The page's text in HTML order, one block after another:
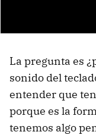
La pregunta es
sonido del
entender que
porque es la
tenemos algo